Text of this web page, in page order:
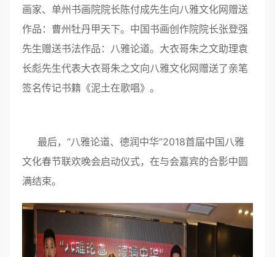
画家、单州书画院院长陈付成先生向八雅文化网赠送
作品：曹州牡丹甲天下。中国书画创作院院长张登强
先生赠送书法作品：八雅论道。大衣哥朱之文助理袁
长彪先生代表大衣哥朱之文向八雅文化网赠送了亲笔
签名传记书籍《泥土在歌唱》。
最后，“八雅论道、德润中华”2018首届中国八雅
文化春节联欢晚会启动仪式，在与会嘉宾的合影中圆
满结束。